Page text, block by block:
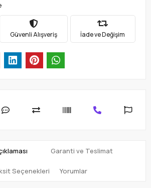
Güvenli Alışveriş İade ve Değişim
Garanti ve Teslimat
Seçenekleri Yorumlar